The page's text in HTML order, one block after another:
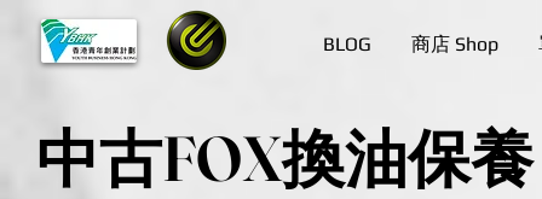
BLOG 商店 Shop
中古FOX換油保養